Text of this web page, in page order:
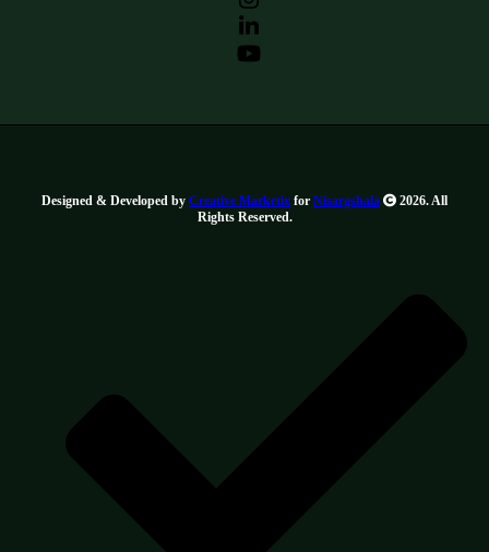
Designed & Developed by Creative Marketix for Nisargshala
2026. All
Rights Reserved.